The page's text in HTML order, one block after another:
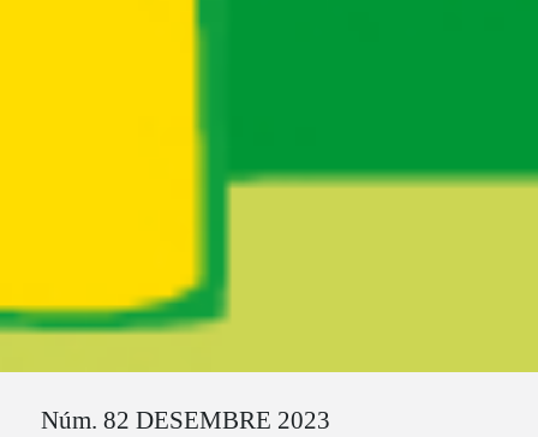
Núm. 82 DESEMBRE 2023